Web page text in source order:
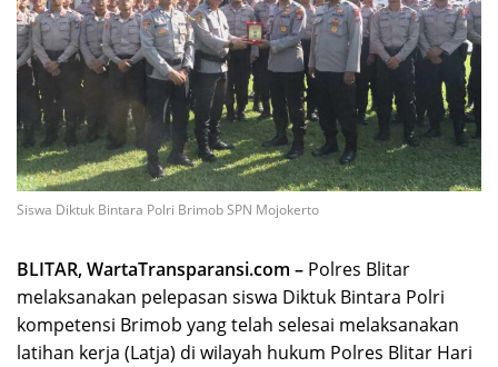
Siswa Diktuk Bintara Polri Brimob SPN Mojokerto
BLITAR, WartaTransparansi.com – Polres Blitar
melaksanakan pelepasan siswa Diktuk Bintara Polri
kompetensi Brimob yang telah selesai melaksanakan
latihan kerja (Latja) di wilayah hukum Polres Blitar Hari